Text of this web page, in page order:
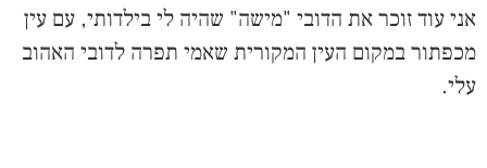
אני עוד זוכר את הדובי "מישה" שהיה לי בילדותי, עם עין
מכפתור במקום העין המקורית שאמי תפרה לדובי האהוב
עלי.